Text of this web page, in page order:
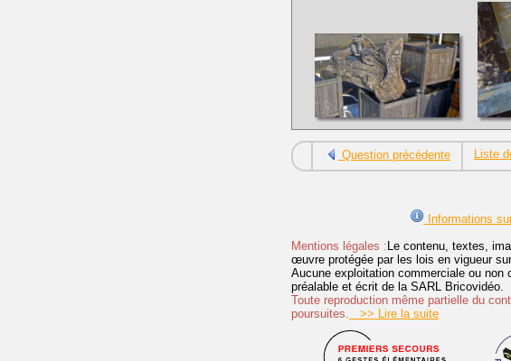
Question précédente Liste
Informations
Mentions légales :Le contenu, textes,
œuvre protégée par les lois en vigueur
Aucune exploitation commerciale ou
préalable et écrit de la SARL Bricovidéo.
Toute reproduction même partielle du
poursuites.
>> Lire la suite